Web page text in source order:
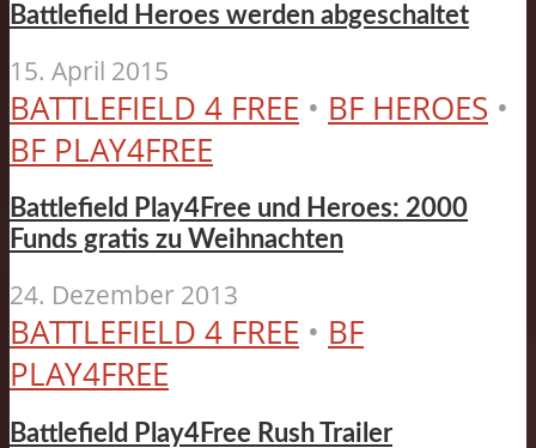
Battlefield Heroes werden abgeschaltet
15. April 2015
BATTLEFIELD 4 FREE • BF HEROES •
BF PLAY4FREE
Battlefield Play4Free und Heroes: 2000
Funds gratis zu Weihnachten
24. Dezember 2013
BATTLEFIELD 4 FREE • BF
PLAY4FREE
Battlefield Play4Free Rush Trailer